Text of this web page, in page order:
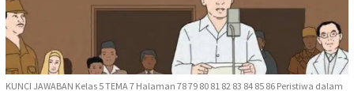
KUNCI JAWABAN Kelas 5 TEMA 7 Halaman 78 79 80 81 82 83 84 85 86 Peristiwa dalam